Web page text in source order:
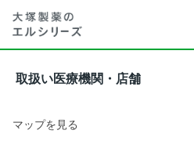
取扱い医療機関・店舗
マップを見る